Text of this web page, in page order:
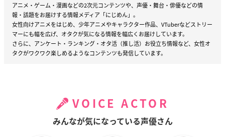
アニメ・ゲーム・漫画などの2次元コンテンツや、声優・舞台・俳優などの情
報・話題をお届けする情報メディア「にじめん」。
女性向けアニメをはじめ、少年アニメやキャラクター作品、VTuberなどストリー
マーにも幅を広げ、オタクが気になる情報を幅広くお届けしています。
さらに、アンケート・ランキング・オタ活（推し活）お役立ち情報など、女性オ
タクがワクワク楽しめるようなコンテンツも発信しています。
VOICE ACTOR
みんなが気になっている声優さん